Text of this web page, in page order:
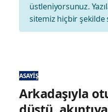
üstleniyorsunuz.
sitemiz hiçbir
ASAYIŞ
Arkadaşıyla